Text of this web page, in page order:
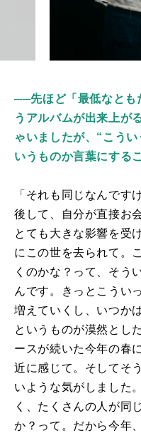
──先ほど「最低なとも
うアルバムが出来上が
ゃいましたが、“こう
いうものか言葉にする
「それも同じなんです
後して、自分が直接お
とても大きな影響を受
にこの世を去られて。
くのかな？って、そう
んです。きっとこうい
増えていくし、いつか
というものが漠然とし
ースが続いた今年の春
近に感じて。そしてそ
いような気がしました
く、たくさんの人が同
か？って。だから今年